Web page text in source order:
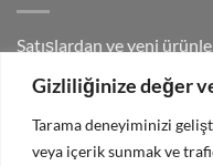
Gizliliğinize değer
Tarama deneyiminizi
veya içerik sunmak ve
Satışlardan ve yeni
Hata:İletişim formu